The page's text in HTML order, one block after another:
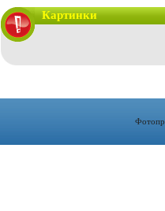
Картинки